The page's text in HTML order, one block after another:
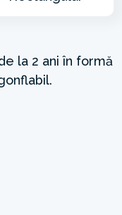
la 2 ani în formă